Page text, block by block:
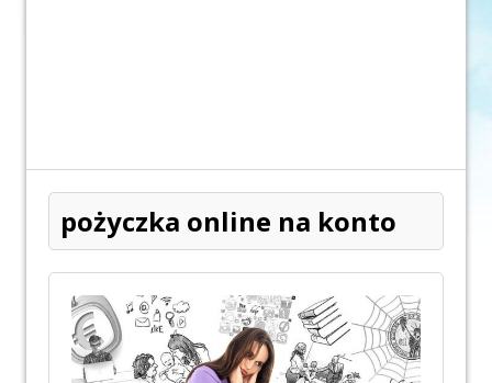
pożyczka online na konto